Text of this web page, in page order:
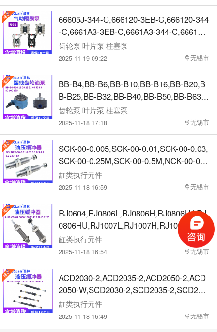
D-38,T6D-42,T6D-45,T6D-50,T6D-61,T6E
-42,T6E-45,T6E-50,T6E-52,T6E-57,T6E-6
2,T6E-66,T6E-72,T6E-85叶片泵
66605J-344-C,666120-3EB-C,666120-344
-C,6661A3-3EB-C,6661A3-344-C,66612B
-3EB-C,66612B-244-C,666170-3EB-C,66
6170-344-C,6661T3-3EB-C,6661T3-344-
C,66617B-3EB-C,66617B-244-C,666270-
144-C,6662A3-3EB-C,6662A3-344-C,666
27B-EEB-C,66627B-244-C,666320-EEB-
C隔膜泵
齿轮泵 叶片泵 柱塞泵
2025-11-19 09:22 无锡市
BB-B4,BB-B6,BB-B10,BB-B16,BB-B20,B
B-B25,BB-B32,BB-B40,BB-B50,BB-B63,B
B-B80,BB-B100,BB-B125,BB-BN4,BB-BN
6,BB-BN10,BB-BN16,BB-BN20,BB-BN25,
BB-BN32,BB-BN40,BB-BN50,BB-BN63,B
B-BN80,BB-BN100,BB-BN125,BB-B4Y,B
B-B6Y,BB-B10Y,BB-B16Y,BB-B20Y齿轮
油泵
齿轮泵 叶片泵 柱塞泵
2025-11-18 17:18 无锡市
SCK-00-0.005,SCK-00-0.01,SCK-00-0.03,
SCK-00-0.25M,SCK-00-0.5M,NCK-00-0.1
-C,NCK-00-0.3-C,NCK-00-0.7-C,NCK-00-
1.2-C,NCK-00-2.6-C,NCK-00-7-C,NCK-00
-12-C缓冲器
缸类执行元件
2025-11-18 16:59 无锡市
RJ0604,RJ0806L,RJ0806H,RJ0806LU,RJ
0806HU,RJ1007L,RJ1007H,RJ1007LU,RJ
1007HU,RJ1412L,RJ1412H,RJ1412LU,RJ
1412HU,RJ2015L,RJ2015H,RJ2015LU,RJ
2015HU,RJ2725L,RJ2725H,RJ2725LU,RJ
2725HU,RJC0604,RJC0806,RJC1007,RJ
C1412,RJC2015,RJC2725液压缓冲器
缸类执行元件
2025-11-18 16:54 无锡市
ACD2030-2,ACD2035-2,ACD2050-2,ACD
2050-W,SCD2030-2,SCD2035-2,SCD205
0-2,SCD2050-W,KCD2030-2,KCD2035-2,
KCD2050-2,KCD2050-W缓冲器
缸类执行元件
2025-11-18 16:49 无锡市